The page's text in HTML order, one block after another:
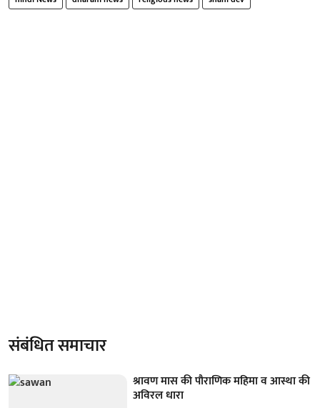
संबंधित समाचार
श्रावण मास की पौराणिक महिमा व आस्था की
अविरल धारा